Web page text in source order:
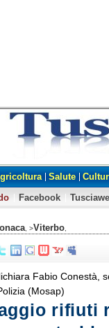
Salute
Facebook
, >Viterbo
Fabio Conestà,
(Mosap)
rifiuti